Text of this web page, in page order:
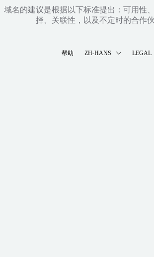
域名的建议是根据以下标准提出：可用性
择、关联性，以及不定时的合作伙
帮助 ZH-HANS LEGAL